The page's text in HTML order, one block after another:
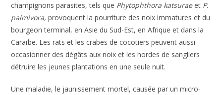
champignons parasites, tels que Phytophthora katsuraeet P.
palmivora, provoquent la pourriture des noix immatures et du
bourgeon terminal, en Asie du Sud-Est, en Afrique et dans la
Caraïbe. Les rats et les crabes de cocotiers peuvent aussi
occasionner des dégâts aux noix et les hordes de sangliers
détruire les jeunes plantations en une seule nuit.
Une maladie, le jaunissement mortel, causée par un micro-